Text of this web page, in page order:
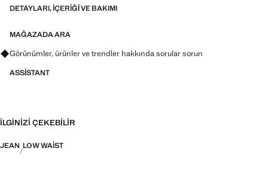
DETAYLARI, IÇERIĞI VE BAKIMI
MAĞAZADA ARA
Görünümler, ürünler ve trendler hakkında sorular sorun
ASSISTANT
İLGINIZI ÇEKEBILIR
JEAN LOW WAIST